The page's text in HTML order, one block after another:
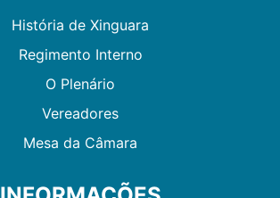
História de Xinguara
Regimento Interno
O Plenário
Vereadores
Mesa da Câmara